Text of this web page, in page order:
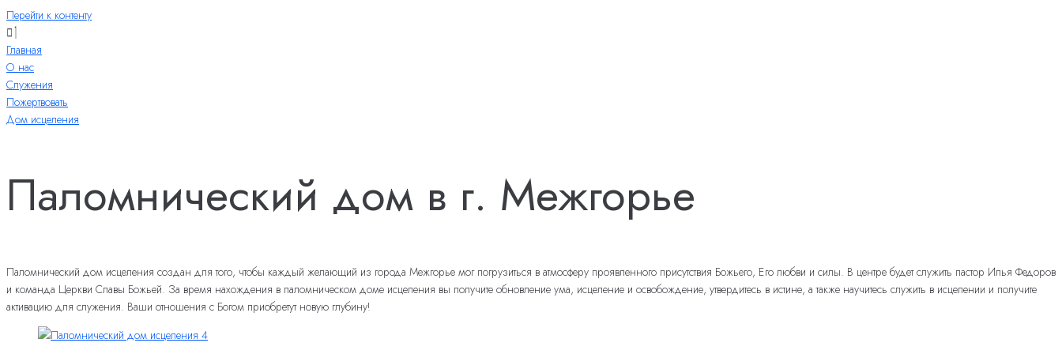
Перейти к контенту
Главная
О нас
Служения
Пожертвовать
Дом исцеления
Паломнический дом в г. Межгорье
Паломнический дом исцеления создан для того, чтобы каждый желающий из города Межгорье мог погрузиться в атмосферу проявленного присутствия Божьего, Его любви и силы. В центре будет служить пастор Илья Федоров
и команда Церкви Славы Божьей. За время нахождения в паломническом доме исцеления вы получите обновление ума, исцеление и освобождение, утвердитесь в истине, а также научитесь служить в исцелении и получите
активацию для служения. Ваши отношения с Богом приобретут новую глубину!